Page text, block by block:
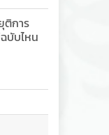
การ
บับไหน